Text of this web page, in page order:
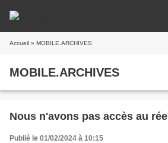
Accueil » MOBILE.ARCHIVES
MOBILE.ARCHIVES
Nous n'avons pas accès au réel
Publié le 01/02/2024 à 10:15